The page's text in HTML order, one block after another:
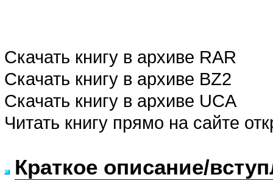
Скачать книгу в архиве RAR
Скачать книгу в архиве BZ2
Скачать книгу в архиве UCA
Читать книгу прямо на сайте
Краткое описание/